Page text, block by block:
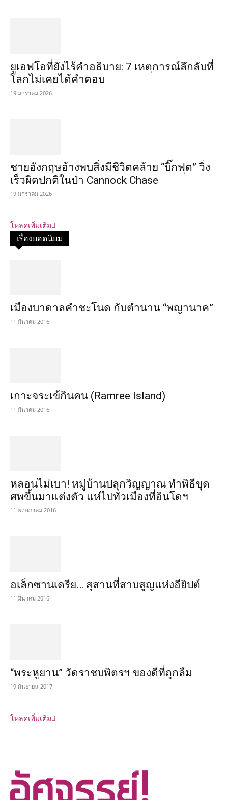
ยูเอฟโอที่ยังไร้คำอธิบาย: 7 เหตุการณ์ลึกลับที่
โลกไม่เคยได้คำตอบ
19 มกราคม 2026
ชายอังกฤษอ้างพบสิ่งมีชีวิตคล้าย “บิ๊กฟุต” วิ่ง
เร็วผิดปกติในป่า Cannock Chase
19 มกราคม 2026
โหลดเพิ่มเติม
เรื่องยอดนิยม
เมืองบาดาลคำชะโนด กับตำนาน “พญานาค”
11 มีนาคม 2016
เกาะจระเข้กินคน (Ramree Island)
11 มีนาคม 2016
หลอนไม่เบา! หมู่บ้านปลุกวิญญาณ ทำพิธีขุด
ศพขึ้นมาแต่งตัว แห่ไปทั่วเมืองที่อินโดฯ
11 พฤษภาคม 2016
อเล็กซานเดรีย… สุสานที่สาบสูญแห่งอียิปต์
11 มีนาคม 2016
“พระหูยาน” วัดราชบพิตรฯ ของดีที่ถูกลืม
19 กันยายน 2017
โหลดเพิ่มเติม